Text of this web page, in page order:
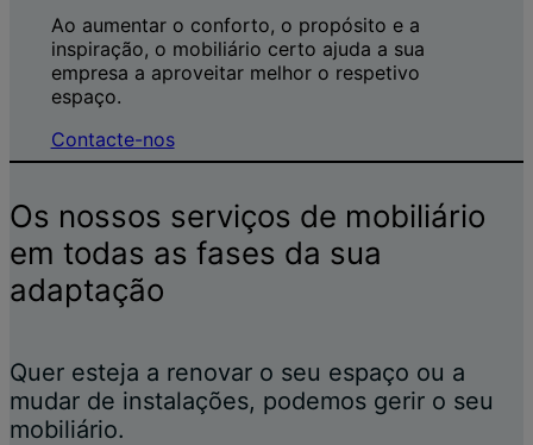
Ao aumentar o conforto, o propósito e a
inspiração, o mobiliário certo ajuda a sua
empresa a aproveitar melhor o respetivo
espaço.
Contacte-nos
Os nossos serviços de mobiliário
em todas as fases da sua
adaptação
Quer esteja a renovar o seu espaço ou a
mudar de instalações, podemos gerir o seu
mobiliário.